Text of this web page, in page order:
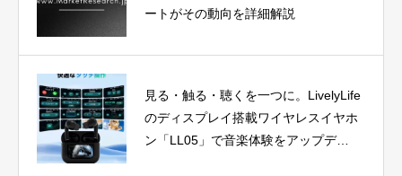
ートがその動向を詳細解説
見る・触る・聴くを一つに。LivelyLife
のディスプレイ搭載ワイヤレスイヤホ
ン「LL05」で音楽体験をアップデー